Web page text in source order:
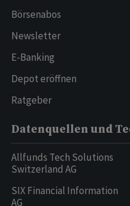
Börsenabos
Newsletter
E-Banking
Depot eröffnen
Ratgeber
Datenquellen und
Allfunds Tech Solutions
Switzerland AG
SIX Financial Information
AG